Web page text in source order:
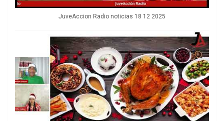
JuveAccion Radio noticias 18 12 2025